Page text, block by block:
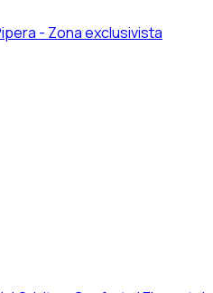
- Zona exclusivista